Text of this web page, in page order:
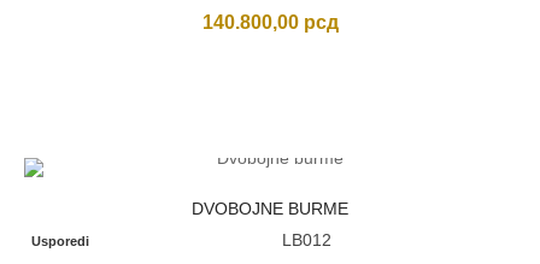
140.800,00 рсд
DVOBOJNE BURME
Usporedi LB012